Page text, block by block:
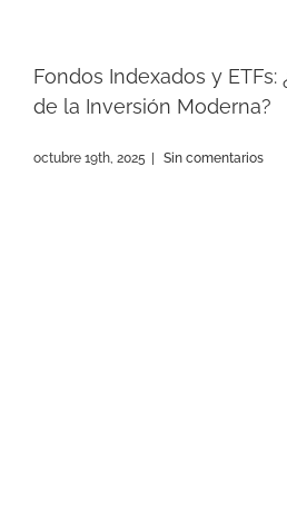
Fondos Indexados y ETFs:
de la Inversión Moderna?
octubre 19th, 2025 | Sin comentarios